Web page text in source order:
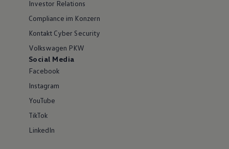
Investor Relations
Compliance im Konzern
Kontakt Cyber Security
Volkswagen PKW
Social Media
Facebook
Instagram
YouTube
TikTok
LinkedIn